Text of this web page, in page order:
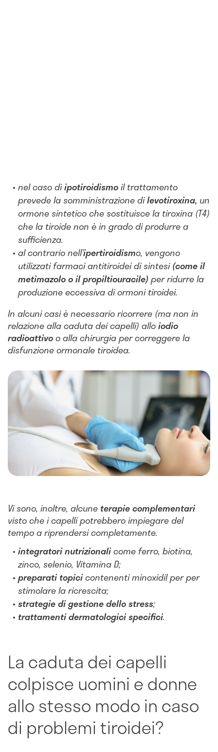
nel caso diipotiroidismoil trattamento
prevede la somministrazione dilevotiroxina, un
ormone sintetico che sostituisce la tiroxina (T4)
che la tiroide non è in grado di produrre a
sufficienza.
al contrario nell’ipertiroidismo, vengono
utilizzati farmaci antitiroidei di sintesi(come il
metimazolo o il propiltiouracile) per ridurre la
produzione eccessiva di ormoni tiroidei.
In alcuni casi è necessario ricorrere (ma non in
relazione alla caduta dei capelli) alloiodio
radioattivoo alla chirurgia per correggere la
disfunzione ormonale tiroidea.
Vi sono, inoltre, alcune terapie complementari
visto che i capelli potrebbero impiegare del
tempo a riprendersi completamente.
integratori nutrizionalicome ferro, biotina,
zinco, selenio, Vitamina D;
preparati topicicontenenti minoxidil per per
stimolare la ricrescita;
strategie di gestione dello stress;
trattamenti dermatologici specifici.
La caduta dei capelli
colpisce uomini e donne
allo stesso modo in caso
di problemi tiroidei?